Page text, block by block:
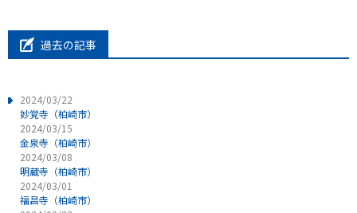
過去の記事
2024/03/22
妙覚寺（柏崎市）
2024/03/15
金泉寺（柏崎市）
2024/03/08
明蔵寺（柏崎市）
2024/03/01
福昌寺（柏崎市）